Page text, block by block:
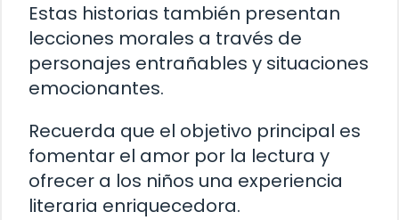
Estas historias también presentan
lecciones morales a través de
personajes entrañables y situaciones
emocionantes.
Recuerda que el objetivo principal es
fomentar el amor por la lectura y
ofrecer a los niños una experiencia
literaria enriquecedora.